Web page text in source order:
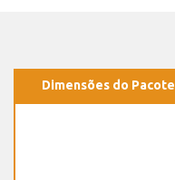
Dimensões do Pacote